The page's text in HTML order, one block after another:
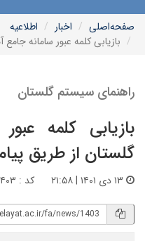
صفحه‌اصلی
اخبار
اطلاعیه
بازیابی کلمه عبور سامانه
راهنمای سیستم گلستان
بازیابی کلمه
گلستان از طریق
کد : ۱۴۰۳